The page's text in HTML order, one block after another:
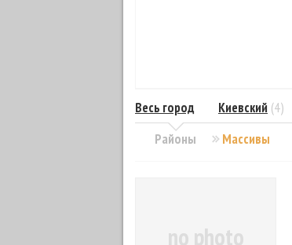
Районы
Весь город Киевский (4)
Массивы
no photo